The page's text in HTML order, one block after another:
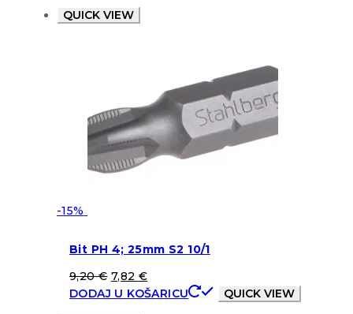
QUICK VIEW
-15%
Bit PH 4; 25mm S2 10/1
9,20€ 7,82 €
DODAJ U KOŠARICU
QUICK VIEW